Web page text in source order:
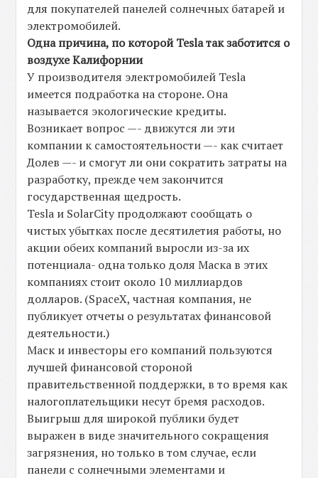
для покупателей панелей солнечных батарей и
электромобилей.
Одна причина, по которой Tesla так заботится о
воздухе Калифорнии
У производителя электромобилей Tesla
имеется подработка на стороне. Она
называется экологические кредиты.
Возникает вопрос —- движутся ли эти
компании к самостоятельности —- как считает
Долев —- и смогут ли они сократить затраты на
разработку, прежде чем закончится
государственная щедрость.
Tesla и SolarCity продолжают сообщать о
чистых убытках после десятилетия работы, но
акции обеих компаний выросли из-за их
потенциала- одна только доля Маска в этих
компаниях стоит около 10 миллиардов
долларов. (SpaceX, частная компания, не
публикует отчеты о результатах финансовой
деятельности.)
Маск и инвесторы его компаний пользуются
лучшей финансовой стороной
правительственной поддержки, в то время как
налогоплательщики несут бремя расходов.
Выигрыш для широкой публики будет
выражен в виде значительного сокращения
загрязнения, но только в том случае, если
панели с солнечными элементами и